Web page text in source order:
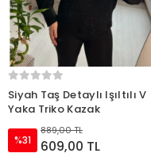
Siyah Taş Detaylı Işıltılı V
Yaka Triko Kazak
%31
889,00 TL
609,00 TL